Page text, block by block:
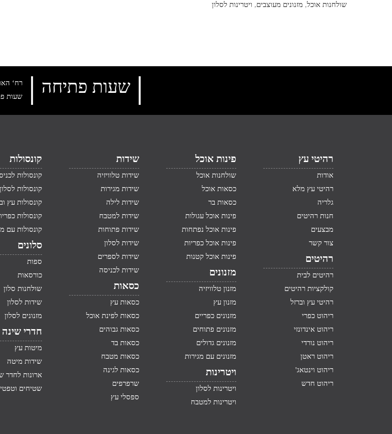
שולחנות אוכל, מזנונים מעוצבים, ויטרינות לסלון
רח‘ האומנות 20 , א.ת
שעות פתיחה: א‘-
שעות פתיחה
רהיטי עץ
אודות
רהיטי עץ מלא
גלריה
חנות רהיטים
מבצעים
צור קשר
רהיטים
רהיטים לבית
קולקציות רהיטים
רהיטי עץ וברזל
ריהוט כפרי
ריהוט אינדונזי
ריהוט נורדי
ריהוט ראטן
ריהוט וינטאג'
ריהוט חדש
פינות אוכל
שולחנות אוכל
כסאות אוכל
כסאות בר
פינות אוכל עגולות
פינות אוכל נפתחות
פינות אוכל כפריות
פינות אוכל קטנות
מזנונים
מזנון טלוויזיה
מזנון עץ
מזנונים כפריים
מזנונים פתוחים
מזנונים גדולים
מזנונים עם מגירות
ויטרינות
ויטרינות לסלון
ויטרינות למטבח
שידות
שידות טלוויזיה
שידות מגירות
שידות לילה
שידות למטבח
שידות פתוחות
שידות לסלון
שידות לספרים
שידות לכניסה
כסאות
כסאות עץ
כסאות לפינת אוכל
כסאות גבוהים
כסאות בד
כסאות מטבח
כסאות לגינה
שרפרפים
ספסלי עץ
קונסולות
קונסולות
קונסולות לסלון
קונסולות עץ
קונסולות
קונסולות עם
סלונים
ספות
כורסאות
שולחנות סלון
שידות לסלון
מזנונים לסלון
חדרי שינה
מיטות עץ
שידות מיטה
ארונות לחדר
שטיחים